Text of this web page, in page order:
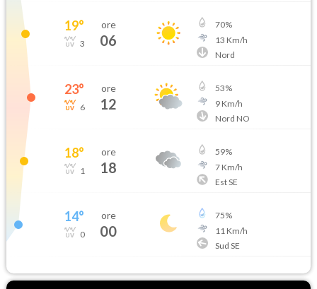
19°
3
ore
06
70%
13 Km/h
Nord
23°
6
ore
12
53%
9Km/h
Nord NO
18°
1
ore
18
59%
7Km/h
Est SE
14°
0
ore
00
75%
11 Km/h
Sud SE